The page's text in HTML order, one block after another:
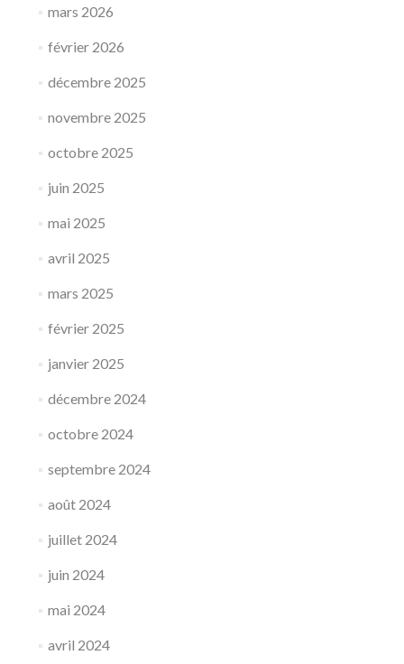
mars 2026
février 2026
décembre 2025
novembre 2025
octobre 2025
juin 2025
mai 2025
avril 2025
mars 2025
février 2025
janvier 2025
décembre 2024
octobre 2024
septembre 2024
août 2024
juillet 2024
juin 2024
mai 2024
avril 2024